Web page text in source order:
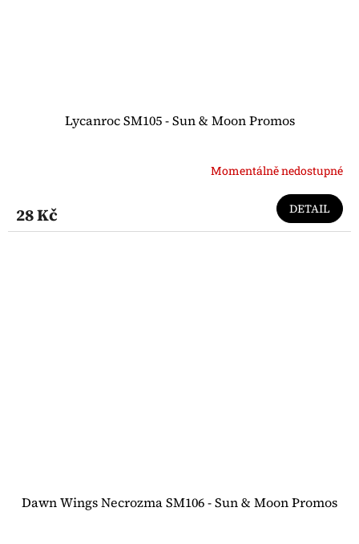
Lycanroc SM105 - Sun & Moon Promos
Momentálně nedostupné
28 Kč DETAIL
Dawn Wings Necrozma SM106 - Sun & Moon Promos